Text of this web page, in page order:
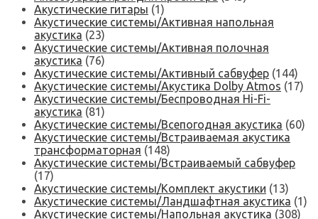
Акустические гитары (1)
Акустические системы/Активная напольная
акустика (23)
Акустические системы/Активная полочная
акустика (76)
Акустические системы/Активный сабвуфер (144)
Акустические системы/Акустика Dolby Atmos (17)
Акустические системы/Беспроводная Hi-Fi-
акустика (81)
Акустические системы/Всепогодная акустика (60)
Акустические системы/Встраиваемая акустика
трансформаторная (148)
Акустические системы/Встраиваемый сабвуфер
(17)
Акустические системы/Комплект акустики (13)
Акустические системы/Ландшафтная акустика (1)
Акустические системы/Напольная акустика (308)